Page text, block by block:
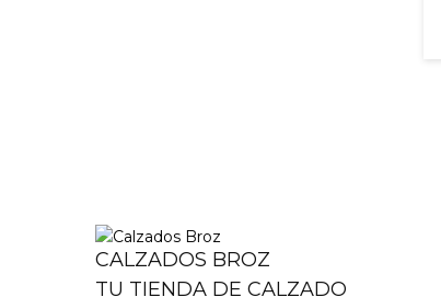
CALZADOS BROZ
TU TIENDA DE CALZADO